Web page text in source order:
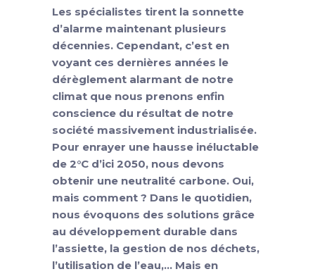
Les spécialistes tirent la sonnette
d’alarme maintenant plusieurs
décennies. Cependant, c’est en
voyant ces dernières années le
dérèglement alarmant de notre
climat que nous prenons enfin
conscience du résultat de notre
société massivement industrialisée.
Pour enrayer une hausse inéluctable
de 2°C d’ici 2050, nous devons
obtenir une neutralité carbone. Oui,
mais comment ? Dans le quotidien,
nous évoquons des solutions grâce
au développement durable dans
l’assiette, la gestion de nos déchets,
l’utilisation de l’eau,… Mais en